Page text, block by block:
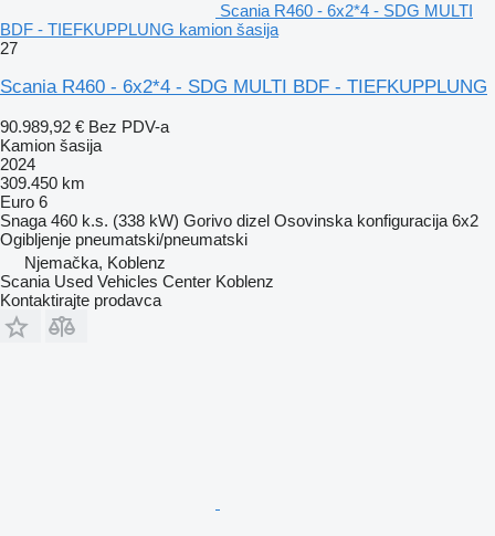
Scania R460 - 6x2*4 - SDG MULTI
BDF - TIEFKUPPLUNG kamion šasija
27
Scania R460 - 6x2*4 - SDG MULTI BDF - TIEFKUPPLUNG
90.989,92 € Bez PDV-a
Kamion šasija
2024
309.450 km
Euro 6
Snaga 460 k.s. (338 kW) Gorivo dizel Osovinska konfiguracija 6x2
Ogibljenje pneumatski/pneumatski
Njemačka, Koblenz
Scania Used Vehicles Center Koblenz
Kontaktirajte prodavca